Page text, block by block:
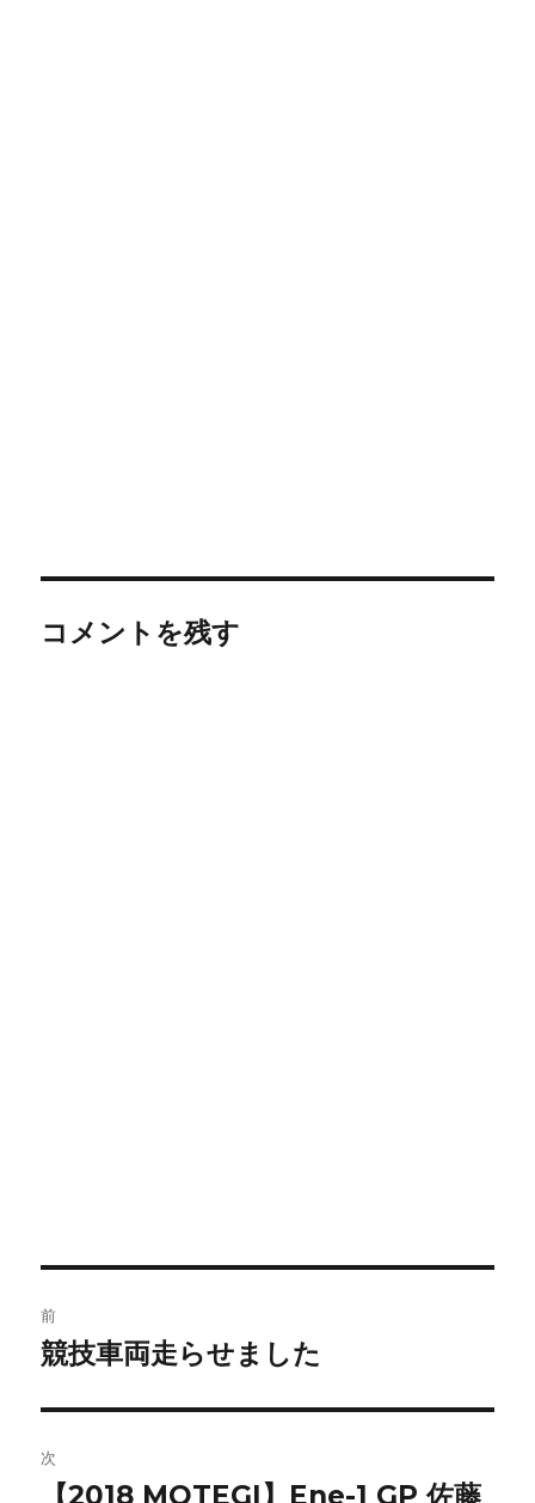
コメントを残す
稿
ビ
ゲ
前
前
投
稿:
競技車両走らせました
次